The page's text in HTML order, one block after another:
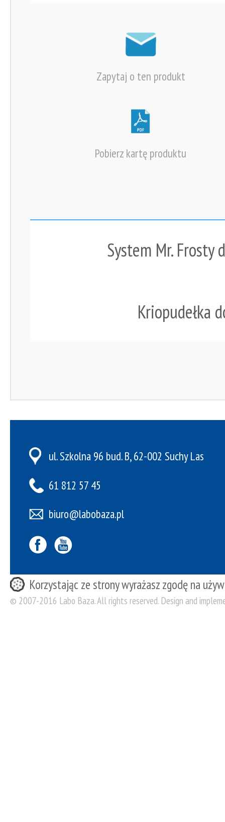
Zapytaj o ten produkt
Pobierz kartę produktu
System Mr. Frosty
Kriopudełka
ul. Szkolna 96 bud. B, 62-002 Suchy Las
61 812 57 45
biuro@labobaza.pl
Korzystając ze strony wyrażasz zgodę na
© 2007-2016 Labo Baza. All rights reserved. Design and